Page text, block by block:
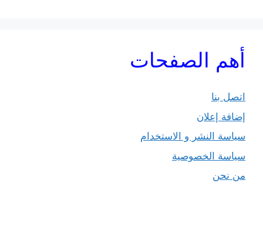
أهم الصفحات
اتصل بنا
إضافة إعلان
سياسة النشر و الاستخدام
سياسة الخصوصية
من نحن